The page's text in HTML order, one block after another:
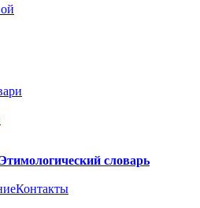
Этимологический словарь
Контакты